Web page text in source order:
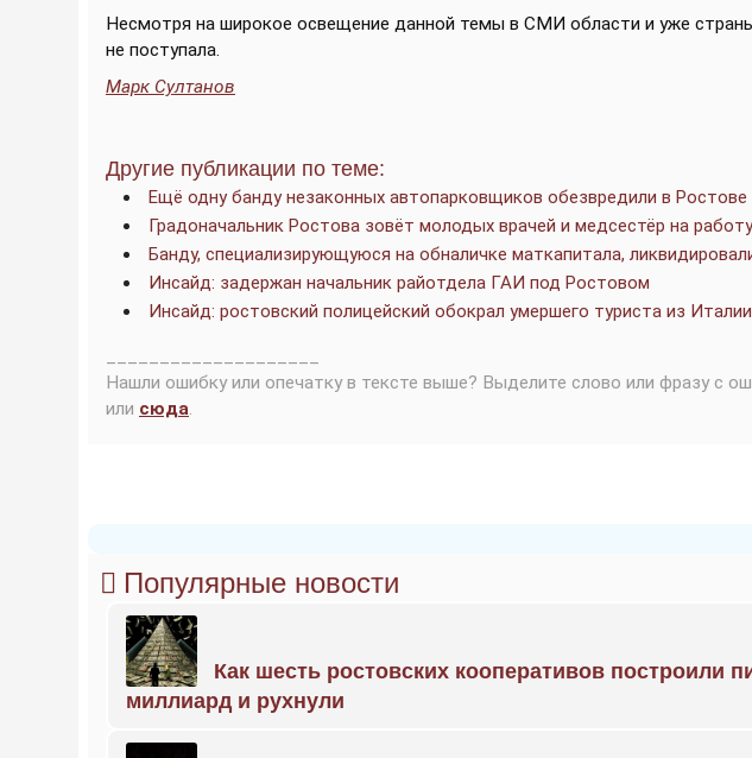
Несмотря на широкое освещение данной темы в СМИ области и уже
не поступала.
Марк Султанов
Другие публикации по теме:
Ещё одну банду незаконных автопарковщиков обезвредили в Ростове
Градоначальник Ростова зовёт молодых врачей и медсестёр на
Банду, специализирующуюся на обналичке маткапитала,
Инсайд: задержан начальник райотдела ГАИ под Ростовом
Инсайд: ростовский полицейский обокрал умершего туриста из Италии
Нашли ошибку или опечатку в тексте выше? Выделите слово или фразу с
или сюда.
Популярные новости
Как шесть ростовских кооперативов построили
миллиард и рухнули